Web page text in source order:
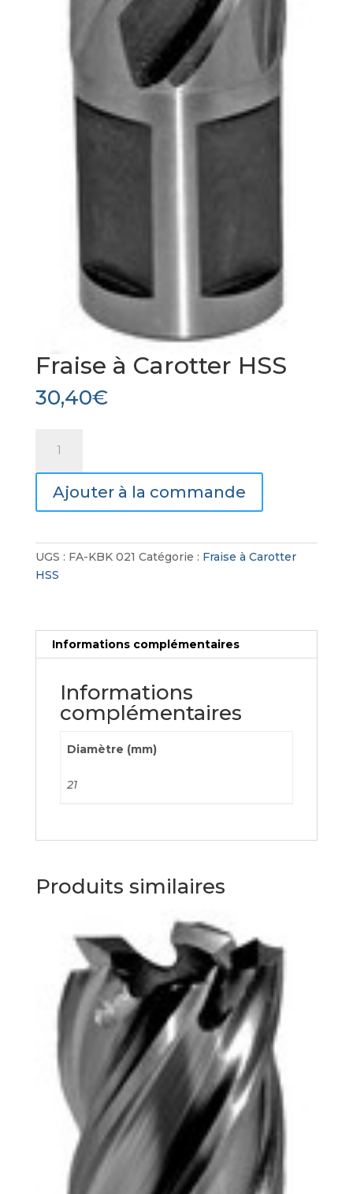
Fraise à Carotter HSS
30,40€
Fraise
Carotter
Ajouter à la commande
UGS : FA-KBK 021 Catégorie : Fraise à Carotter
HSS
Informations complémentaires
Informations
complémentaires
Diamètre (mm)
21
Produits similaires